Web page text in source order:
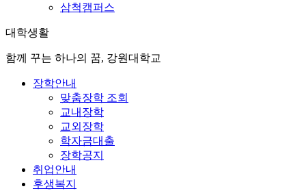
삼척캠퍼스
대학생활
함께 꾸는 하나의 꿈, 강원대학교
장학안내
맞춤장학 조회
교내장학
교외장학
학자금대출
장학공지
취업안내
후생복지